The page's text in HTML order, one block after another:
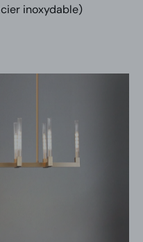
inoxydable)